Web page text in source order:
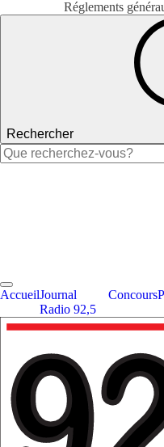
Réglements
Rechercher
Rechercher :
AccueilJournal
Radio 92,5
Concours